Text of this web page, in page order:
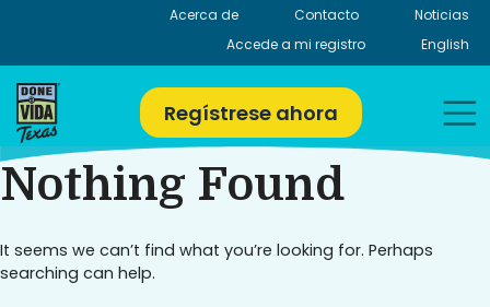
Acerca de Contacto
Noticias
Accede a mi registro
English
Regístrese ahora
Nothing Found
It seems we can’t find what you’re looking for. Perhaps
searching can help.